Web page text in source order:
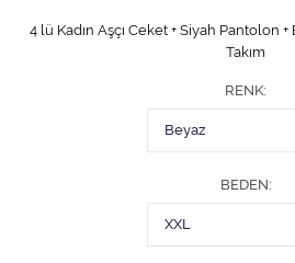
4 lü Kadın Aşçı Ceket + Siyah Pantolon
Takım
RENK
BEDEN